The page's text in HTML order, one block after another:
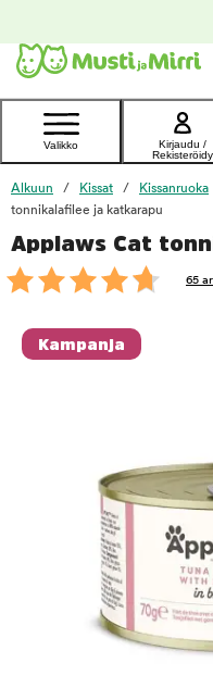
Ota yhteyttä
asiakaspalveluun
Valikko
Kirjaudu /
Rekisteröidy
Alkuun Kissat Kissanruoka
tonnikalafilee ja katkarapu
Applaws Cat
65
Kampanja
foo